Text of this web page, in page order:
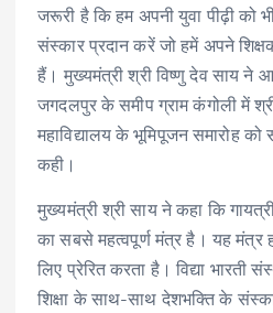
जरूरी है कि हम अपनी युवा पीढ़ी को
संस्कार प्रदान करें जो हमें अपने
हैं। मुख्यमंत्री श्री विष्णु देव साय ने
जगदलपुर के समीप ग्राम कंगोली में
महाविद्यालय के भूमिपूजन समारोह
कही।
मुख्यमंत्री श्री साय ने कहा कि
का सबसे महत्वपूर्ण मंत्र है। यह मंत्र
लिए प्रेरित करता है। विद्या भारती
शिक्षा के साथ-साथ देशभक्ति के